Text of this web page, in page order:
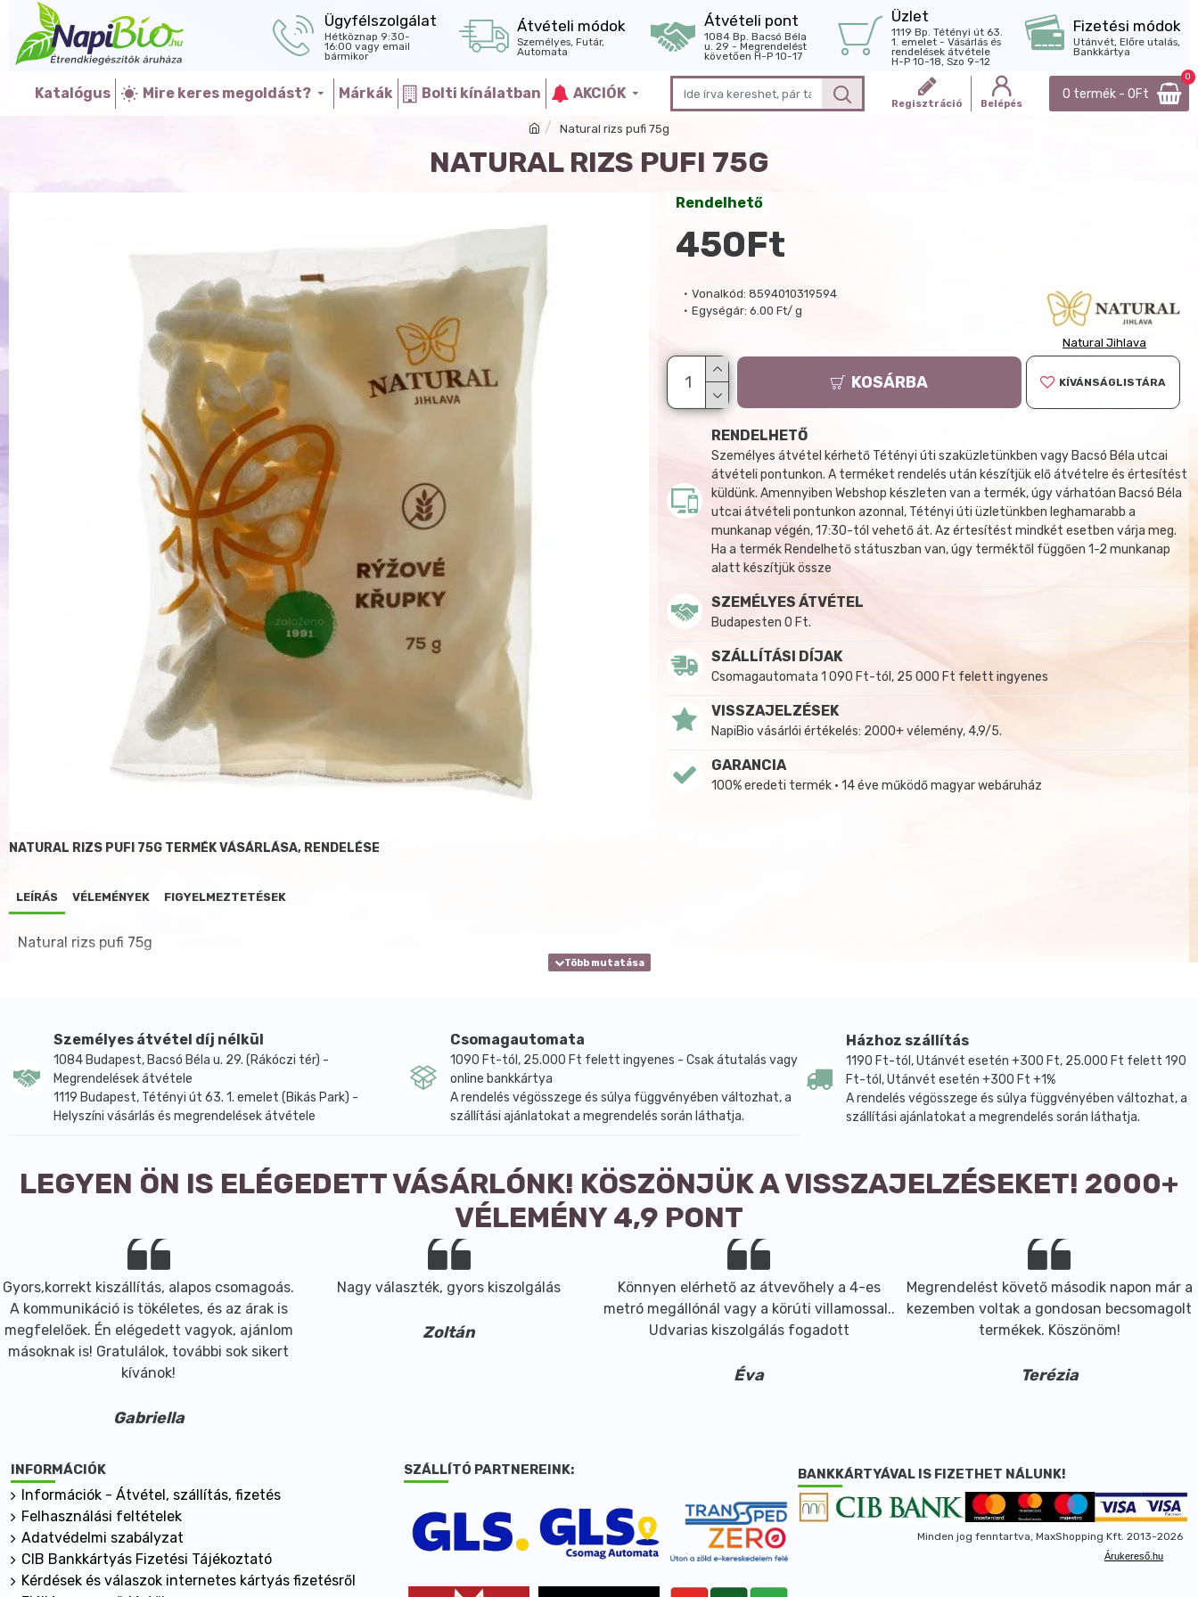
Ügyfélszolgálat
Hétköznap 9:30-
16:00 vagy email
bármikor
Átvételi módok
Személyes, Futár,
Automata
Átvételi pont
1084 Bp. Bacsó Béla
u. 29 - Megrendelést
követően H-P 10-17
Üzlet
1119 Bp. Tétényi út 63.
1. emelet - Vásárlás és
rendelések átvétele
H-P 10-18, Szo 9-12
Fizetési módok
Utánvét, Előre utalás,
Bankkártya
Katalógus Mire keres megoldást? Márkák Bolti kínálatban AKCIÓK
Regisztráció Belépés
0 termék - 0Ft
0
Natural rizs pufi 75g
NATURAL RIZS PUFI 75G
Vonalkód: 8594010319594
Egységár: 6.00 Ft/ g
Natural Jihlava
Rendelhető
450Ft
KOSÁRBA KÍVÁNSÁGLISTÁRA
RENDELHETŐ
Személyes átvétel kérhető Tétényi úti szaküzletünkben vagy Bacsó Béla utcai
átvételi pontunkon. A terméket rendelés után készítjük elő átvételre és értesítést
küldünk. Amennyiben Webshop készleten van a termék, úgy várhatóan Bacsó Béla
utcai átvételi pontunkon azonnal, Tétényi úti üzletünkben leghamarabb a
munkanap végén, 17:30-tól vehető át. Az értesítést mindkét esetben várja meg.
Ha a termék Rendelhető státuszban van, úgy terméktől függően 1-2 munkanap
alatt készítjük össze
SZEMÉLYES ÁTVÉTEL
Budapesten 0 Ft.
SZÁLLÍTÁSI DÍJAK
Csomagautomata 1 090 Ft-tól, 25 000 Ft felett ingyenes
VISSZAJELZÉSEK
NapiBio vásárlói értékelés: 2000+ vélemény, 4,9/5.
GARANCIA
100% eredeti termék • 14 éve működő magyar webáruház
NATURAL RIZS PUFI 75G TERMÉK VÁSÁRLÁSA, RENDELÉSE
LEÍRÁS VÉLEMÉNYEK FIGYELMEZTETÉSEK
Natural rizs pufi 75g
Személyes átvétel díj nélkül
1084 Budapest, Bacsó Béla u. 29. (Rákóczi tér) -
Megrendelések átvétele
1119 Budapest, Tétényi út 63. 1. emelet (Bikás Park) -
Helyszíni vásárlás és megrendelések átvétele
Csomagautomata
1090 Ft-tól, 25.000 Ft felett ingyenes - Csak átutalás vagy
online bankkártya
A rendelés végösszege és súlya függvényében változhat, a
szállítási ajánlatokat a megrendelés során láthatja.
Házhoz szállítás
1190 Ft-tól, Utánvét esetén +300 Ft, 25.000 Ft felett 190
Ft-tól, Utánvét esetén +300 Ft +1%
A rendelés végösszege és súlya függvényében változhat, a
szállítási ajánlatokat a megrendelés során láthatja.
LEGYEN ÖN IS ELÉGEDETT VÁSÁRLÓNK! KÖSZÖNJÜK A VISSZAJELZÉSEKET! 2000+
VÉLEMÉNY 4,9 PONT
Gyors,korrekt kiszállítás, alapos csomagoás.
A kommunikáció is tökéletes, és az árak is
megfelelőek. Én elégedett vagyok, ajánlom
másoknak is! Gratulálok, további sok sikert
kívánok!
Gabriella
Nagy választék, gyors kiszolgálás
Zoltán
Könnyen elérhető az átvevőhely a 4-es
metró megállónál vagy a körúti villamossal..
Udvarias kiszolgálás fogadott
Éva
Megrendelést követő második napon már a
kezemben voltak a gondosan becsomagolt
termékek. Köszönöm!
Terézia
INFORMÁCIÓK
Információk - Átvétel, szállítás, fizetés
Felhasználási feltételek
Adatvédelmi szabályzat
CIB Bankkártyás Fizetési Tájékoztató
Kérdések és válaszok internetes kártyás fizetésről
SZÁLLÍTÓ PARTNEREINK: BANKKÁRTYÁVAL IS FIZETHET NÁLUNK!
Minden jog fenntartva, MaxShopping Kft. 2013-2026
Árukereső.hu